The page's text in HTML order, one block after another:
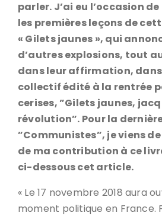
parler. J’ai eu l’occasion
les premières leçons de
« Gilets jaunes », qui
d’autres explosions, tout
dans leur affirmation,
collectif édité à la rentrée
cerises, ”Gilets jaunes,
révolution”. Pour la
”Communistes”, je viens
de ma contribution à ce
ci-dessous cet article.
« Le 17 novembre 2018 aura
moment politique en France.